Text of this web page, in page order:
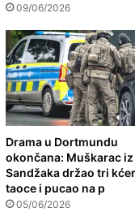
09/06/2026
Drama u Dortmundu
okončana: Muškarac iz
Sandžaka držao tri
taoce i pucao na p
05/06/2026